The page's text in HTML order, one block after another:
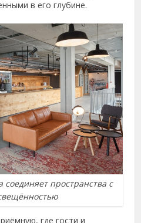
в его глубине.
пространства с
где гости и